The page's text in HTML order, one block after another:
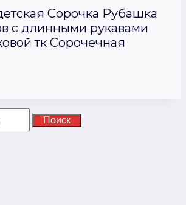
Сорочка Рубашка
с длинными рукавами
тк Сорочечная
Поиск